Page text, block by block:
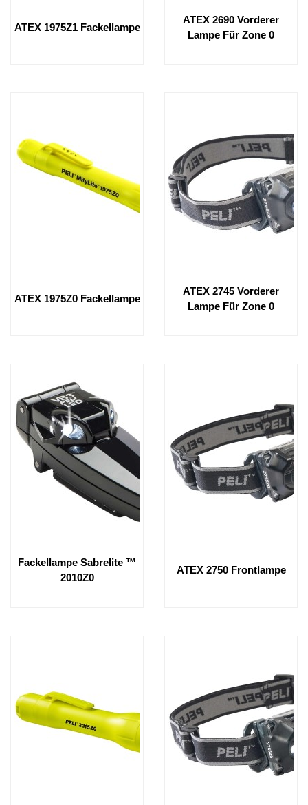
ATEX 1975Z1 Fackellampe
ATEX 2690 Vorderer
Lampe Für Zone 0
ATEX 1975Z0 Fackellampe
ATEX 2745 Vorderer
Lampe Für Zone 0
Fackellampe Sabrelite ™
2010Z0
ATEX 2750 Frontlampe